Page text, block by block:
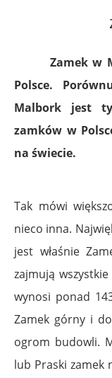
Zamek w
Polsce.
Malbork jest
zamków w
na świecie.
Tak mówi
nieco inna.
jest właśnie
zajmują
wynosi ponad
Zamek górny i
ogrom budowli.
lub Praski zamek